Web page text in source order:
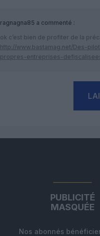
ragnagna85 a commenté :
ok c’est bien de profiter de la
http://www.bastamag.net/Des-
propres-entreprises-
PUBLICITÉ
MASQUÉE
Nos abonnés